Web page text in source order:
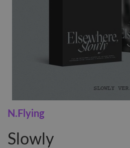
N.Flying
Slowly